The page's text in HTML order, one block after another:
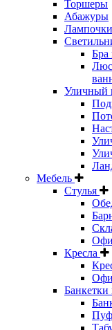
Торшеры
Абажуры
Лампочки
Бра
Уличный
Мебель
Стулья
Кресла